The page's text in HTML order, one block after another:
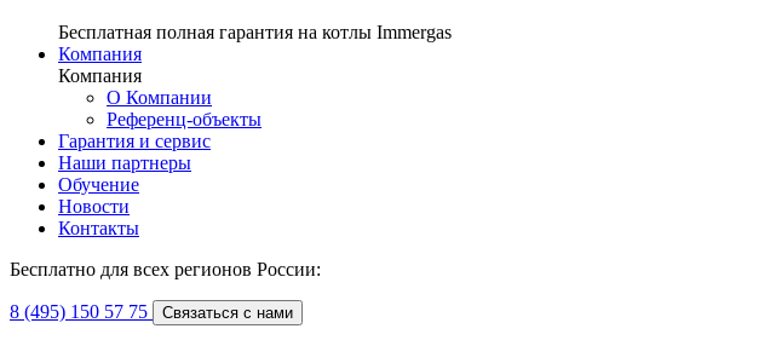
Бесплатная полная гарантия на котлы Immergas
Компания
Компания
О Компании
Референц-объекты
Гарантия и сервис
Наши партнеры
Обучение
Новости
Контакты
Бесплатно для всех регионов России:
8 (495) 150 57 75 Связаться с нами